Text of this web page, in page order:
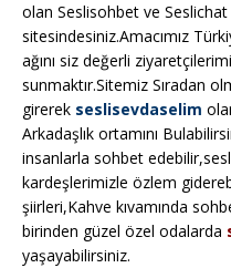
olan Seslisohbet ve
sitesindesiniz.Amacımız
ağını siz değerli
sunmaktır.Sitemiz Sıradan
girerek seslisevdaselim
Arkadaşlık ortamını
insanlarla sohbet
kardeşlerimizle özlem
şiirleri,Kahve kıvamında
birinden güzel özel odalarda
yaşayabilirsiniz.